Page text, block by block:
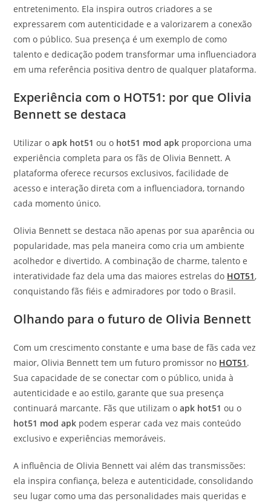
entretenimento. Ela inspira outros criadores a se
expressarem com autenticidade e a valorizarem a conexão
com o público. Sua presença é um exemplo de como
talento e dedicação podem transformar uma influenciadora
em uma referência positiva dentro de qualquer plataforma.
Experiência com o HOT51: por que Olivia
Bennett se destaca
Utilizar oapk hot51 ou o hot51 mod apk proporciona uma
experiência completa para os fãs de Olivia Bennett. A
plataforma oferece recursos exclusivos, facilidade de
acesso e interação direta com a influenciadora, tornando
cada momento único.
Olivia Bennett se destaca não apenas por sua aparência ou
popularidade, mas pela maneira como cria um ambiente
acolhedor e divertido. A combinação de charme, talento e
interatividade faz dela uma das maiores estrelas do HOT51,
conquistando fãs fiéis e admiradores por todo o Brasil.
Olhando para o futuro de Olivia Bennett
Com um crescimento constante e uma base de fãs cada vez
maior, Olivia Bennett tem um futuro promissor no HOT51.
Sua capacidade de se conectar com o público, unida à
autenticidade e ao estilo, garante que sua presença
continuará marcante. Fãs que utilizam oapk hot51 ou o
hot51 mod apk podem esperar cada vez mais conteúdo
exclusivo e experiências memoráveis.
A influência de Olivia Bennett vai além das transmissões:
ela inspira confiança, beleza e autenticidade, consolidando
seu lugar como uma das personalidades mais queridas e